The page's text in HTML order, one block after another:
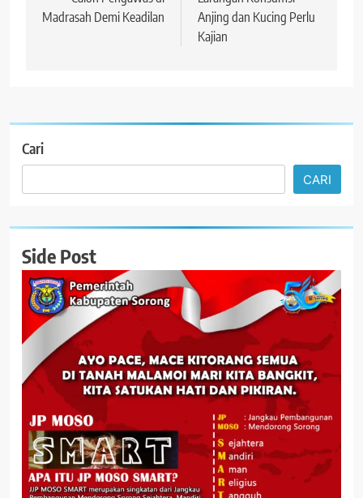
Madrasah Demi Keadilan
Anjing dan Kucing Perlu
Kajian
Cari
CARI
Side Post